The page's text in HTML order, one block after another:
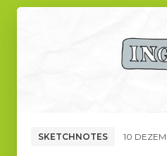
SKETCHNOTES 10